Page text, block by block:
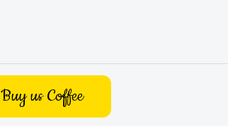
Buy us Coffee